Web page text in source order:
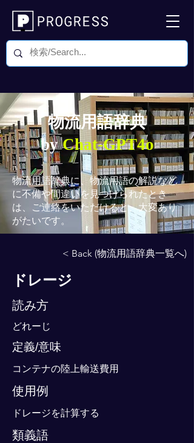
物流用語辞典
byChat-GPT4o
物流用語辞典に、物流用語の解説など
に不備や間違いを見つけられたとき
は、ご連絡をいただけると、大変あり
がたいです。
< Back (物流用語辞典一覧へ)
ドレージ
読み方
どれーじ
定義/意味
コンテナの陸上輸送費用
使用例
ドレージを計算する
類義語